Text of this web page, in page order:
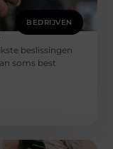
BEDRIJVEN
beslissingen
soms best